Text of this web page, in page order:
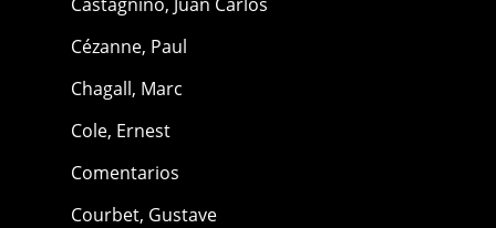
Cézanne, Paul
Chagall, Marc
Cole, Ernest
Comentarios
Courbet, Gustave